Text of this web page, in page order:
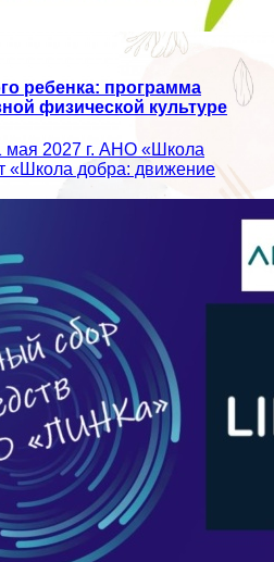
ребенка: программа
физической культуре
мая 2027 г. АНО «Школа
«Школа добра: движение